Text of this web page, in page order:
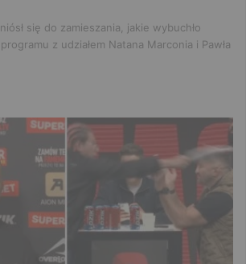
się do zamieszania, jakie wybuchło
z udziałem Natana Marconia i Pawła